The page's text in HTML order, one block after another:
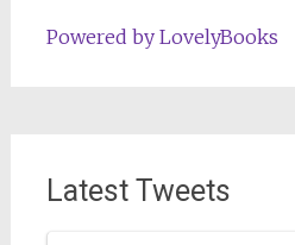
Powered by LovelyBooks
Latest Tweets